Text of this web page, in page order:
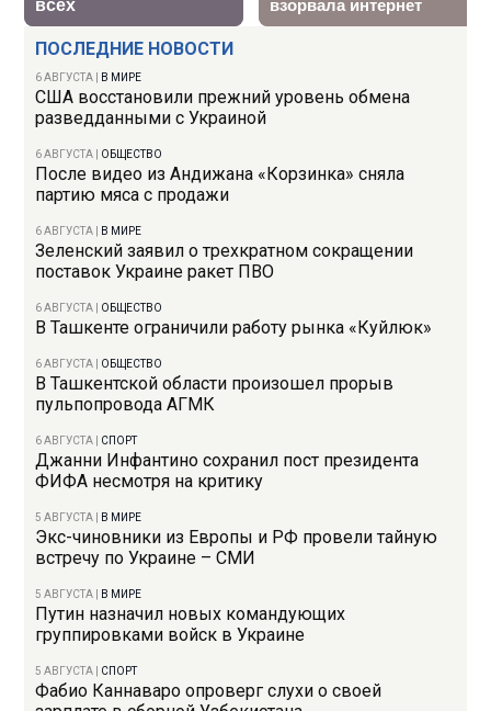
ПОСЛЕДНИЕ НОВОСТИ
6 АВГУСТА В МИРЕ
США восстановили прежний уровень обмена
разведданными с Украиной
6 АВГУСТА ОБЩЕСТВО
После видео из Андижана «Корзинка» сняла
партию мяса с продажи
6 АВГУСТА В МИРЕ
Зеленский заявил о трехкратном сокращении
поставок Украине ракет ПВО
6 АВГУСТА ОБЩЕСТВО
В Ташкенте ограничили работу рынка «Куйлюк»
6 АВГУСТА ОБЩЕСТВО
В Ташкентской области произошел прорыв
пульпопровода АГМК
6 АВГУСТА СПОРТ
Джанни Инфантино сохранил пост президента
ФИФА несмотря на критику
5 АВГУСТА В МИРЕ
Экс-чиновники из Европы и РФ провели тайную
встречу по Украине – СМИ
5 АВГУСТА В МИРЕ
Путин назначил новых командующих
группировками войск в Украине
5 АВГУСТА СПОРТ
Фабио Каннаваро опроверг слухи о своей